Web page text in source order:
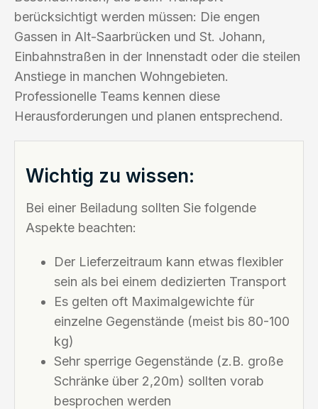
berücksichtigt werden müssen: Die engen
Gassen in Alt-Saarbrücken und St. Johann,
Einbahnstraßen in der Innenstadt oder die steilen
Anstiege in manchen Wohngebieten.
Professionelle Teams kennen diese
Herausforderungen und planen entsprechend.
Wichtig zu wissen:
Bei einer Beiladung sollten Sie folgende
Aspekte beachten:
Der Lieferzeitraum kann etwas flexibler
sein als bei einem dedizierten Transport
Es gelten oft Maximalgewichte für
einzelne Gegenstände (meist bis 80-100
kg)
Sehr sperrige Gegenstände (z.B. große
Schränke über 2,20m) sollten vorab
besprochen werden